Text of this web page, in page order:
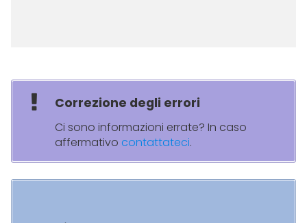
Correzione degli errori
Ci sono informazioni errate? In caso
affermativo contattateci.